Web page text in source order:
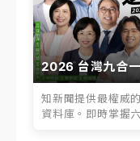
2026 台灣九合
知新聞提供最權威
資料庫。即時掌握